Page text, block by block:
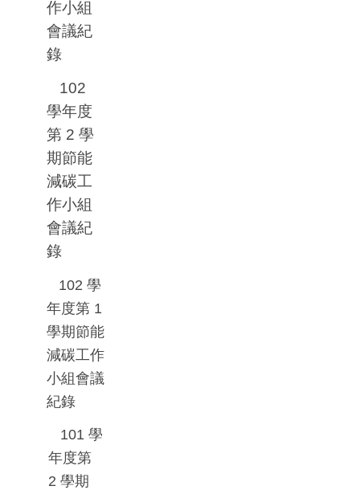
作小組
會議紀
錄
102
學年度
第 2 學
期節能
減碳工
作小組
會議紀
錄
102 學
年度第 1
學期節能
減碳工作
小組會議
紀錄
101 學
年度第
2 學期